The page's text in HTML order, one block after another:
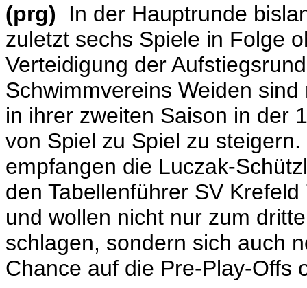
(prg)
In der Hauptrunde
zuletzt sechs Spiele in Folge
Verteidigung der
Schwimmvereins Weiden
in ihrer zweiten Saison in der
von Spiel zu Spiel zu
empfangen die Luczak-
den Tabellenführer SV
und wollen nicht nur zum
schlagen, sondern sich auch
Chance auf die Pre-Play-Offs